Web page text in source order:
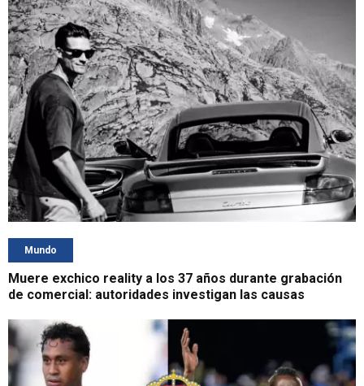
Mundo
Muere exchico reality a los 37 años durante grabación
de comercial: autoridades investigan las causas